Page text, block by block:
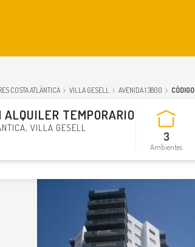
COSTA ATLÁNTICA VILLA GESELL AVENIDA 1 3800 CÓDIGO
ALQUILER TEMPORARIO
VILLA GESELL
3
Ambientes